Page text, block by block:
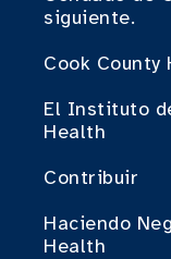
siguiente.
Cook
El Instituto
Health
Contribuir
Haciendo
Health